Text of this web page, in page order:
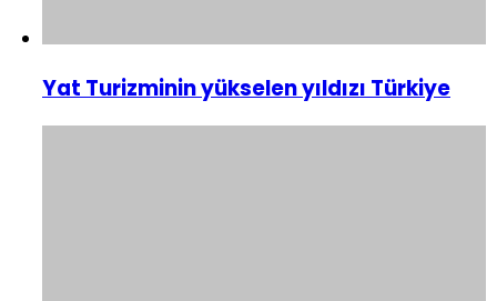
Yat Turizminin yükselen yıldızı Türkiye